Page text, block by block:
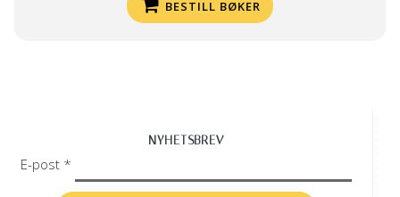
BESTILL BØKER
NYHETSBREV
E-post *